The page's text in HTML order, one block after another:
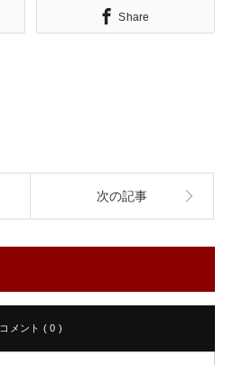
Share
次の記事
コメント ( 0 )